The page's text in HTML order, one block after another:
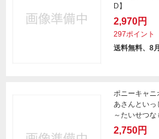
D】
2,970円
297ポイント
送料無料、8
ポニーキャ
あさんといっ
～たいせつな
2,750円